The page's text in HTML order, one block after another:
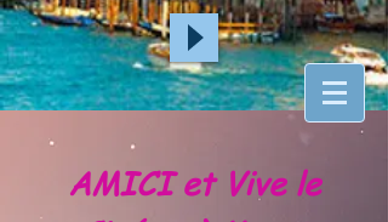
AMICI et Vive le